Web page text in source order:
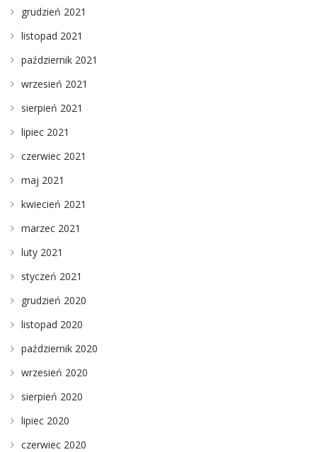
grudzień 2021
listopad 2021
październik 2021
wrzesień 2021
sierpień 2021
lipiec 2021
czerwiec 2021
maj 2021
kwiecień 2021
marzec 2021
luty 2021
styczeń 2021
grudzień 2020
listopad 2020
październik 2020
wrzesień 2020
sierpień 2020
lipiec 2020
czerwiec 2020